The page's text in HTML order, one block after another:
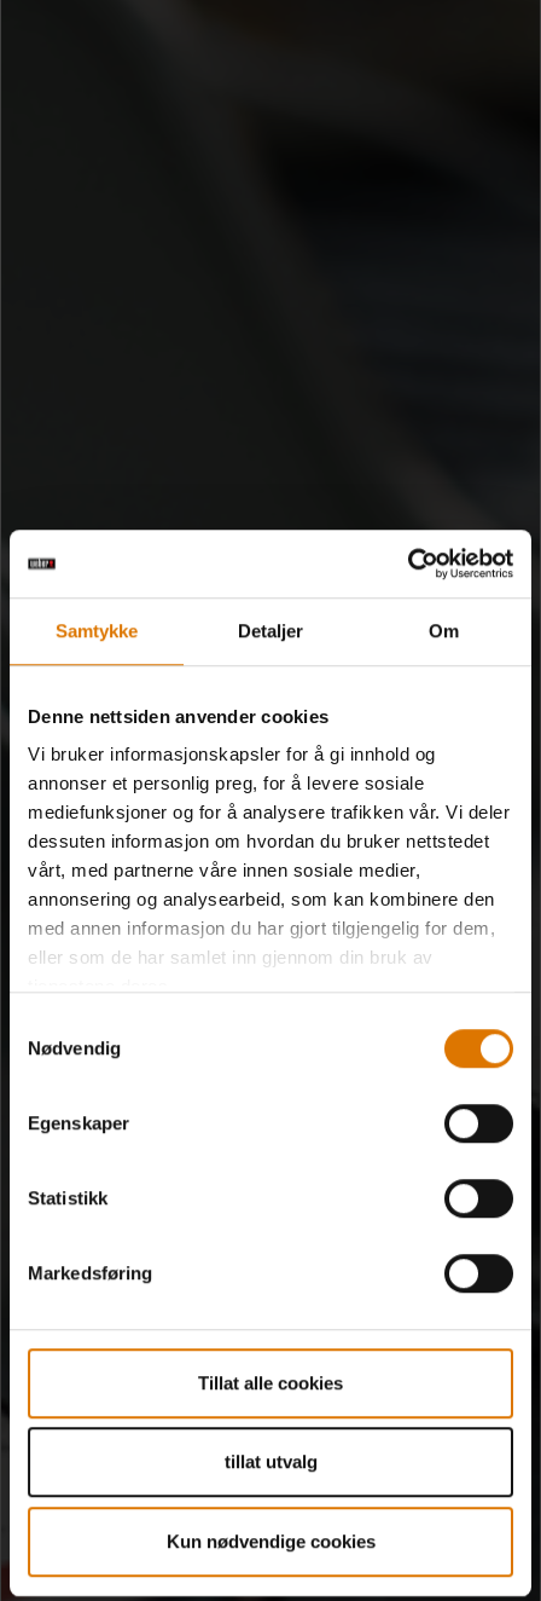
Samtykke Detaljer Om
Denne nettsiden anvender cookies
Vi bruker informasjonskapsler for å gi innhold og
annonser et personlig preg, for å levere sosiale
mediefunksjoner og for å analysere trafikken vår. Vi deler
dessuten informasjon om hvordan du bruker nettstedet
vårt, med partnerne våre innen sosiale medier,
annonsering og analysearbeid, som kan kombinere den
med annen informasjon du har gjort tilgjengelig for dem,
eller som de har samlet inn gjennom din bruk av
Nødvendig
Egenskaper
Statistikk
Markedsføring
Tillat alle cookies
tillat utvalg
Kun nødvendige cookies
Grill med ekte smartfunksjoner
Grill trygt med Webers smarte tilbehør. Se status for maten din